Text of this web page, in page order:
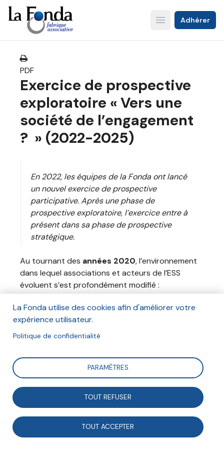
Aller
au
contenu
principal
Open main menu
Adhérer
PDF
Exercice de prospective
exploratoire « Vers une
société de l’engagement
? » (2022-2025)
En 2022, les équipes de la Fonda ont lancé
un nouvel exercice de prospective
participative. Après une phase de
prospective exploratoire, l’exercice entre à
présent dans sa phase de prospective
stratégique.
Au tournant des années 2020, l’environnement
dans lequel associations et acteurs de l’ESS
évoluent s’est profondément modifié :
transformation du rapport au temps, au travail, à
la connaissance, nouvelles représentations de la
valeur sociale, transformation des modèles
économiques, fatigue démocratique, etc.
société de l’engagement ? », initié par la Fonda en
2022, entend répondre auxinquiétudes des
responsables associatifs, bousculés par les
transformations du bénévolat, la montée en
compris dans le champ de l’entreprise ou de
l’action publique, et la banalisation, voire la
La Fonda utilise des cookies afin d'améliorer votre
expérience utilisateur.
Politique de confidentialité
PARAMÈTRES
TOUT REFUSER
TOUT ACCEPTER